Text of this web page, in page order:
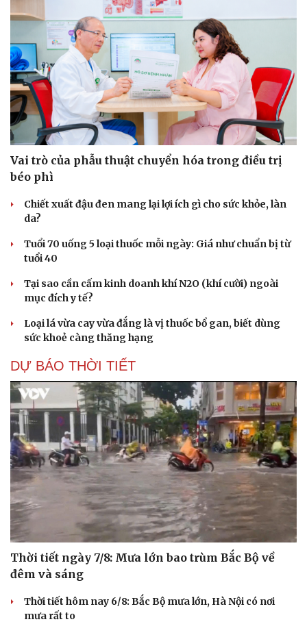
Vai trò của phẫu thuật chuyển hóa trong điều trị
béo phì
Chiết xuất đậu đen mang lại lợi ích gì cho sức khỏe, làn
da?
Tuổi 70 uống 5 loại thuốc mỗi ngày: Giá như chuẩn bị từ
tuổi 40
Tại sao cần cấm kinh doanh khí N2O (khí cười) ngoài
mục đích y tế?
Loại lá vừa cay vừa đắng là vị thuốc bổ gan, biết dùng
sức khoẻ càng thăng hạng
DỰ BÁO THỜI TIẾT
Thời tiết ngày 7/8: Mưa lớn bao trùm Bắc Bộ về
đêm và sáng
Thời tiết hôm nay 6/8: Bắc Bộ mưa lớn, Hà Nội có nơi
mưa rất to